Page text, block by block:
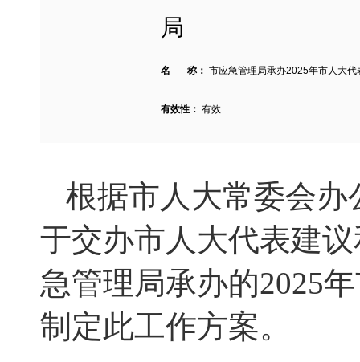
局
名 称： 市应急管理局承办2025年市人大
有效性： 有效
根据市人大常委会
于交办市人大代表建
急管理局承办的2025
制定此工作方案。